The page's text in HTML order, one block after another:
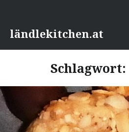
Inhaltländlekitchen.at
Schlagwort: